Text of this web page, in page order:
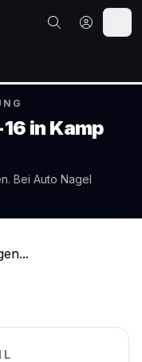
in Kamp
Bei Auto Nagel